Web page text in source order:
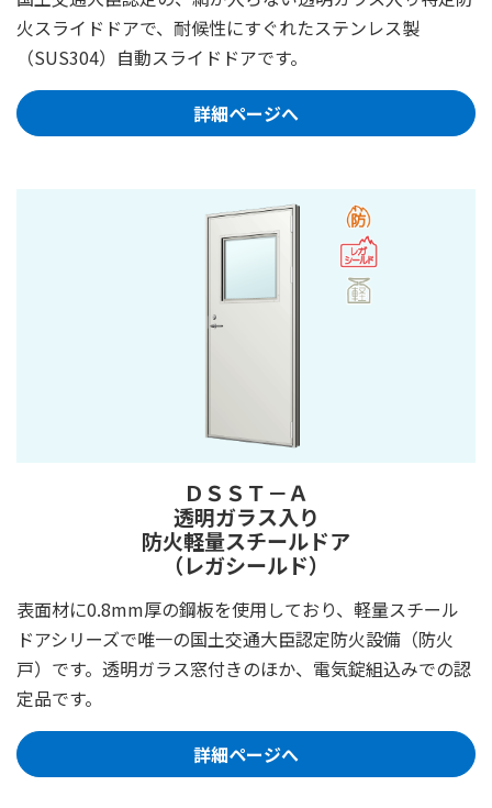
火スライドドアで、耐候性にすぐれたステンレス製
（SUS304）自動スライドドアです。
詳細ページへ
ＤＳＳＴ－Ａ
透明ガラス入り
防火軽量スチールドア
（レガシールド）
表面材に0.8mm厚の鋼板を使用しており、軽量スチール
ドアシリーズで唯一の国土交通大臣認定防火設備（防火
戸）です。透明ガラス窓付きのほか、電気錠組込みでの認
定品です。
詳細ページへ